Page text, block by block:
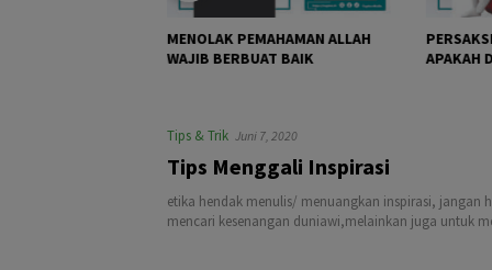
MENOLAK PEMAHAMAN ALLAH
WAJIB BERBUAT BAIK
APAKAH
Tips & Trik Juni 7, 2020
Tips Menggali Inspirasi
etika hendak menulis/ menuangkan inspirasi, jangan
mencari kesenangan duniawi,melainkan juga untuk